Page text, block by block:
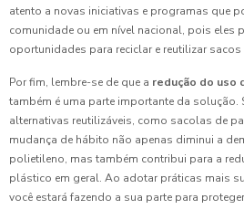
atento a novas iniciativas e programas que
comunidade ou em nível nacional, pois eles
oportunidades para reciclar e reutilizar
Por fim, lembre-se de que a redução do uso
também é uma parte importante da solução.
alternativas reutilizáveis, como sacolas de
mudança de hábito não apenas diminui a
polietileno, mas também contribui para a
plástico em geral. Ao adotar práticas mais
você estará fazendo a sua parte para